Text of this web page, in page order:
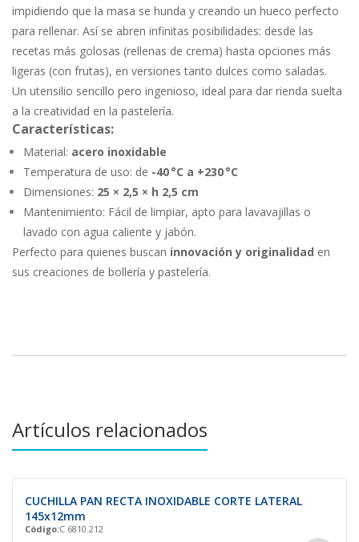
impidiendo que la masa se hunda y creando un hueco perfecto
para rellenar. Así se abren infinitas posibilidades: desde las
recetas más golosas (rellenas de crema) hasta opciones más
ligeras (con frutas), en versiones tanto dulces como saladas.
Un utensilio sencillo pero ingenioso, ideal para dar rienda suelta
a la creatividad en la pastelería.
Características:
Material: acero inoxidable
Temperatura de uso: de -40 °C a +230 °C
Dimensiones: 25 × 2,5 × h 2,5 cm
Mantenimiento: Fácil de limpiar, apto para lavavajillas o
lavado con agua caliente y jabón.
Perfecto para quienes buscan innovación y originalidad en
sus creaciones de bollería y pastelería.
Artículos relacionados
CUCHILLA PAN RECTA INOXIDABLE CORTE LATERAL
145x12mm
Código:C 6810.212